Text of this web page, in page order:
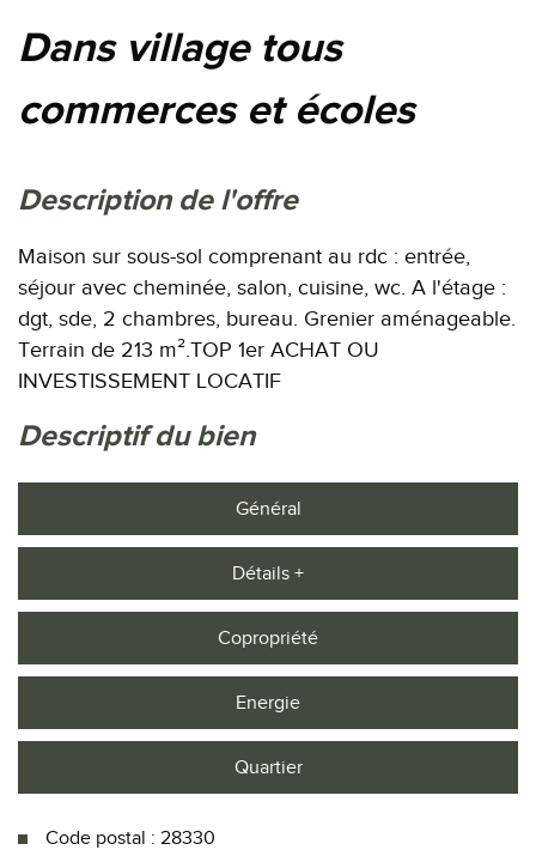
dans village tous
commerces et écoles
description de l'offre
Maison sur sous-sol comprenant au rdc : entrée,
séjour avec cheminée, salon, cuisine, wc. A l'étage :
dgt, sde, 2 chambres, bureau. Grenier aménageable.
Terrain de 213 m².TOP 1er ACHAT OU
INVESTISSEMENT LOCATIF
descriptif du bien
Général
Détails +
Copropriété
Energie
Quartier
Code postal : 28330